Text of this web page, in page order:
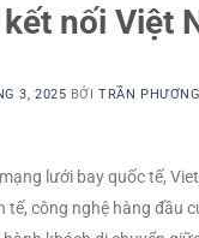
nối Việt
3, 2025 BỞITRẦN PHƯƠNG
lưới bay quốc tế,
tế, công nghệ hàng đầu